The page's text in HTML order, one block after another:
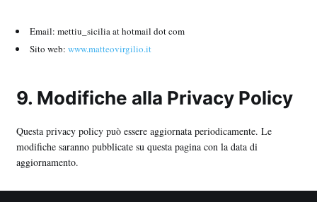
Email: mettiu_sicilia at hotmail dot com
Sito web: www.matteovirgilio.it
9. Modifiche alla Privacy Policy
Questa privacy policy può essere aggiornata periodicamente. Le
modifiche saranno pubblicate su questa pagina con la data di
aggiornamento.